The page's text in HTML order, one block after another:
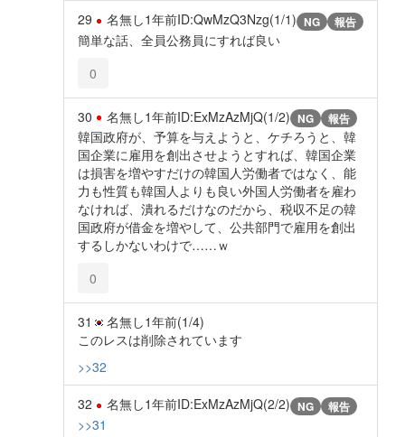
29 名無し1年前ID:QwMzQ3Nzg(1/1) NG 報告
簡単な話、全員公務員にすれば良い
0
30 名無し1年前ID:ExMzAzMjQ(1/2) NG 報告
韓国政府が、予算を与えようと、ケチろうと、韓
国企業に雇用を創出させようとすれば、韓国企業
は損害を増やすだけの韓国人労働者ではなく、能
力も性質も韓国人よりも良い外国人労働者を雇わ
なければ、潰れるだけなのだから、税収不足の韓
国政府が借金を増やして、公共部門で雇用を創出
するしかないわけで……ｗ
0
31 名無し1年前(1/4)
このレスは削除されています
>>32
32 名無し1年前ID:ExMzAzMjQ(2/2) NG 報告
>>31